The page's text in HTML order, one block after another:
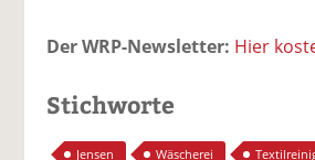
Der WRP-Newsletter: Hier
Stichworte
Jensen Wäscherei